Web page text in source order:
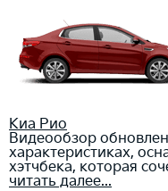
Киа Рио
Видеообзор
характеристиках,
хэтчбека, которая
читать далее...